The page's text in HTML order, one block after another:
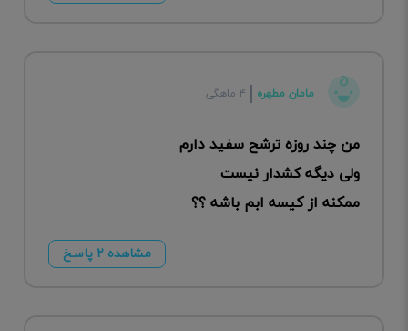
مامان مطهره ۴ ماهگی
من چند روزه ترشح سفید دارم
ولی دیگه کشدار نیست
ممکنه از کیسه ابم باشه ؟؟
مشاهده ۲ پاسخ